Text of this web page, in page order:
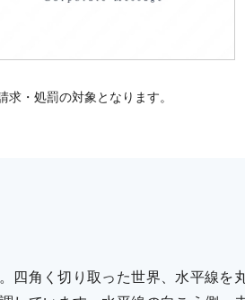
・処罰の対象となります。
四角く切り取った世界、水平線を